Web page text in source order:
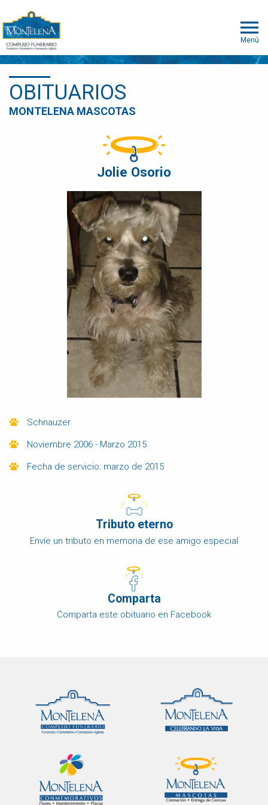
Menú
OBITUARIOS
MONTELENA MASCOTAS
Jolie Osorio
Schnauzer
Noviembre 2006 - Marzo 2015
Fecha de servicio: marzo de 2015
Tributo eterno
Envíe un tributo en memoria de ese amigo especial
Comparta
Comparta este obituario en Facebook